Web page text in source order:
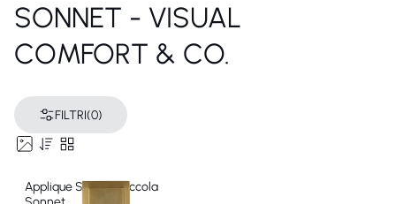
SONNET - VISUAL
COMFORT & CO.
FILTRI(0)
Applique Singola piccola